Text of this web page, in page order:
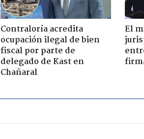
Contraloría acredita
ocupación ilegal de bien
fiscal por parte de
delegado de Kast en
Chañaral
El